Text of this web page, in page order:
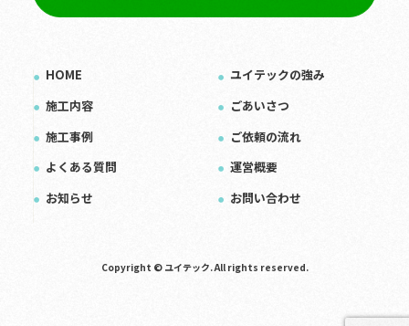
HOME
ユイテックの強み
施工内容
ごあいさつ
施工事例
ご依頼の流れ
よくある質問
運営概要
お知らせ
お問い合わせ
Copyright © ユイテック. All rights reserved.